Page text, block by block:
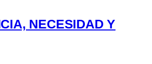
NECESIDAD Y